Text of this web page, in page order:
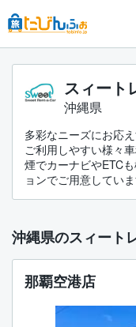
スィート
沖縄県
多彩なニーズにお応
ご利用しやすい様々
煙でカーナビやETC
ョンでご用意していま
沖縄県のスィート
那覇空港店